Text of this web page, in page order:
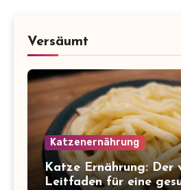
Versäumt
Katzenernährung
Katze Ernährung: Der
Leitfaden für eine